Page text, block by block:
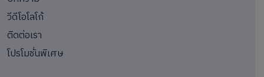
วีดีโอโลโก้
ติดต่อเรา
โปรโมชั่นพิเศษ